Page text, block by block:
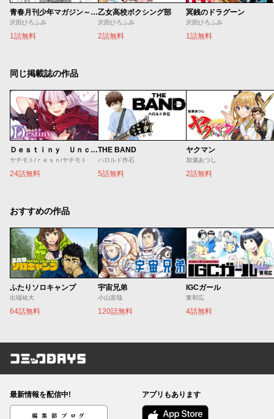
青春月刊少年マガジン～沢田ひろふみの捨てる誌あれば拾う誌あり～
沢田ひろふみ
1話無料
乙女高校ボクシング部
沢田ひろふみ
2話無料
冥銭のドラグーン
沢田ひろふみ
1話無料
同じ掲載誌の作品
Ｄｅｓｔｉｎｙ Ｕｎｃｈａｉｎ Ｏｎｌｉｎｅ 吸血鬼少女となって、やがて『赤の魔王』と呼ばれるようになりました
ヤチモト/ｒｅｓｎ/ヤチモト
24話無料
THE BAND
ハロルド作石
5話無料
ヤクマン
加瀬あつし
2話無料
おすすめの作品
ふたりソロキャンプ
出端祐大
64話無料
宇宙兄弟
小山宙哉
120話無料
IGCガール
東和広
4話無料
コミックDAYS
最新情報を配信中!
編集部ブログ
アプリもあります